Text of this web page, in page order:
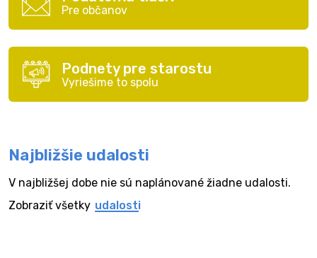
Pre občanov
Podnety pre starostu
Vyriešime to spolu
Najbližšie udalosti
V najbližšej dobe nie sú naplánované žiadne udalosti.
Zobraziť všetky udalosti